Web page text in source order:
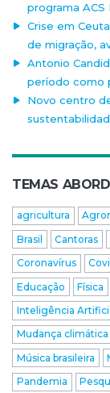
programa ACS
Crise em
de migração,
Antonio
período como
Novo centro
TEMAS
agricultura
Brasil
Cantoras
Coronavírus
Educação
Física
Inteligência
Mudança climática
Música brasileira
Pandemia